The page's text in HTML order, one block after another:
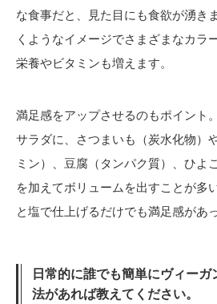
な食事だと、見た目にも食欲が湧き
くようなイメージでさまざまなカラ
栄養やビタミンも増えます。
満足感をアップさせるのもポイント
サラダに、さつまいも（炭水化物）
ミン）、豆腐（タンパク質）、ひよ
を加えてボリュームを出すことが多
と塩で仕上げるだけでも満足感があ
日常的に誰でも簡単にヴィー
法があれば教えてください。